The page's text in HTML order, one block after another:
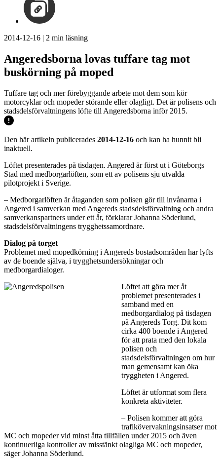
2014-12-16 | 2 min läsning
Angeredsborna lovas tuffare tag mot
buskörning på moped
Tuffare tag och mer förebyggande arbete mot dem som kör
motorcyklar och mopeder störande eller olagligt. Det är polisens och
stadsdelsförvaltningens löfte till Angeredsborna inför 2015.
Den här artikeln publicerades 2014-12-16 och kan ha hunnit bli
inaktuell.
Löftet presenterades på tisdagen. Angered är först ut i Göteborgs
Stad med medborgarlöften, som ett av polisens sju utvalda
pilotprojekt i Sverige.
– Medborgarlöften är åtaganden som polisen gör till invånarna i
Angered i samverkan med Angereds stadsdelsförvaltning och andra
samverkanspartners under ett år, förklarar Johanna Söderlund,
stadsdelsförvaltningens trygghetssamordnare.
Dialog på torget
Problemet med mopedkörning i Angereds bostadsområden har lyfts
av de boende själva, i trygghetsundersökningar och
medborgardialoger.
Löftet att göra mer åt
problemet presenterades i
samband med en
medborgardialog på tisdagen
på Angereds Torg. Dit kom
cirka 400 boende i Angered
för att prata med den lokala
polisen och
stadsdelsförvaltningen om hur
man gemensamt kan öka
tryggheten i Angered.
Löftet är utformat som flera
konkreta aktiviteter.
– Polisen kommer att göra
trafikövervakningsinsatser mot
MC och mopeder vid minst åtta tillfällen under 2015 och även
kontinuerliga kontroller av misstänkt olagliga MC och mopeder,
säger Johanna Söderlund.